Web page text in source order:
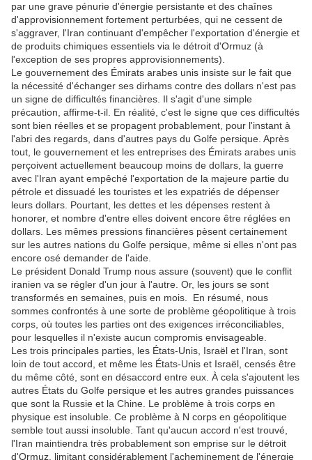
par une grave pénurie d'énergie persistante et des chaînes
d'approvisionnement fortement perturbées, qui ne cessent de
s'aggraver, l'Iran continuant d'empêcher l'exportation d'énergie et
de produits chimiques essentiels via le détroit d'Ormuz (à
l'exception de ses propres approvisionnements).
Le gouvernement des Émirats arabes unis insiste sur le fait que
la nécessité d'échanger ses dirhams contre des dollars n'est pas
un signe de difficultés financières. Il s'agit d'une simple
précaution, affirme-t-il. En réalité, c'est le signe que ces difficultés
sont bien réelles et se propagent probablement, pour l'instant à
l'abri des regards, dans d'autres pays du Golfe persique. Après
tout, le gouvernement et les entreprises des Émirats arabes unis
perçoivent actuellement beaucoup moins de dollars, la guerre
avec l'Iran ayant empêché l'exportation de la majeure partie du
pétrole et dissuadé les touristes et les expatriés de dépenser
leurs dollars. Pourtant, les dettes et les dépenses restent à
honorer, et nombre d'entre elles doivent encore être réglées en
dollars. Les mêmes pressions financières pèsent certainement
sur les autres nations du Golfe persique, même si elles n'ont pas
encore osé demander de l'aide.
Le président Donald Trump nous assure (souvent) que le conflit
iranien va se régler d'un jour à l'autre. Or, les jours se sont
transformés en semaines, puis en mois.
En résumé, nous
sommes confrontés à une sorte de problème géopolitique à trois
corps, où toutes les parties ont des exigences irréconciliables,
pour lesquelles il n'existe aucun compromis envisageable.
Les trois principales parties, les États-Unis, Israël et l'Iran, sont
loin de tout accord, et même les États-Unis et Israël, censés être
du même côté, sont en désaccord entre eux. À cela s'ajoutent les
autres États du Golfe persique et les autres grandes puissances
que sont la Russie et la Chine. Le problème à trois corps en
physique est insoluble. Ce problème à N corps en géopolitique
semble tout aussi insoluble. Tant qu'aucun accord n'est trouvé,
l'Iran maintiendra très probablement son emprise sur le détroit
d'Ormuz, limitant considérablement l'acheminement de l'énergie